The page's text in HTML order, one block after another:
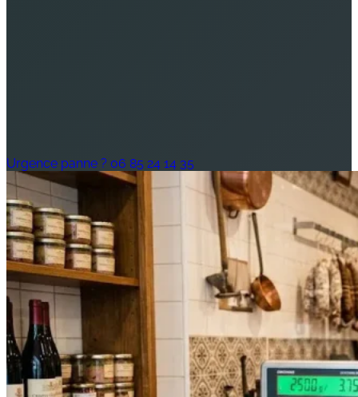
Urgence panne ? 06 85 24 14 35